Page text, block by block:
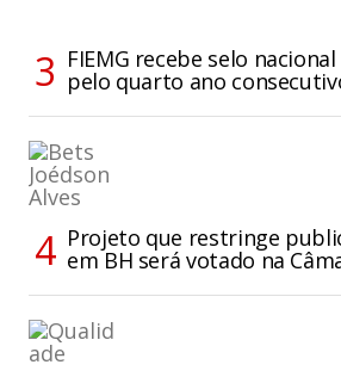
FIEMG recebe selo
pelo quarto ano
Projeto que restringe
em BH será votado na